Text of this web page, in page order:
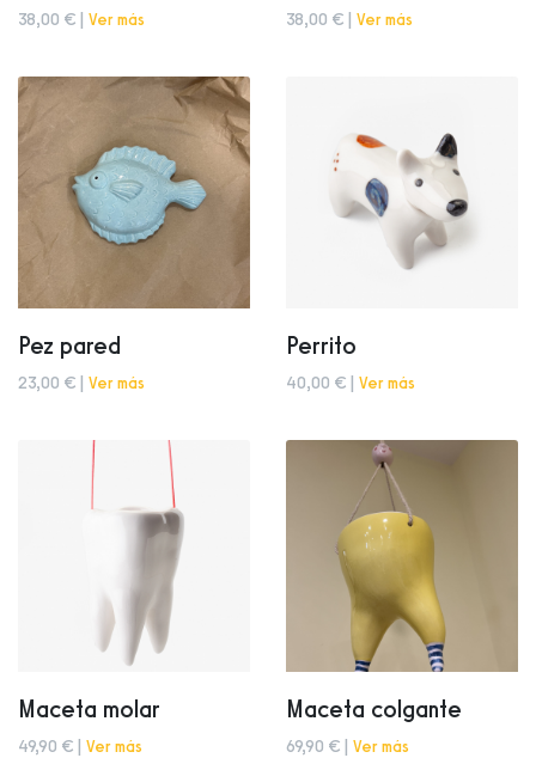
38,00 € | Ver más 38,00 € | Ver más
Pez pared
23,00 € | Ver más
Perrito
40,00 € | Ver más
Maceta molar
49,90 € | Ver más
Maceta colgante
69,90 € | Ver más